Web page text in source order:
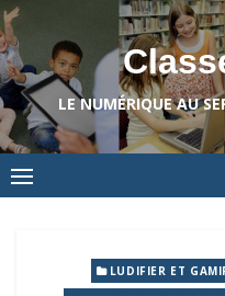
Skip
to
content
LE NUMÉRIQUE AU
LUDIFIER ET